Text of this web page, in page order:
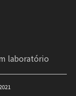
laboratório